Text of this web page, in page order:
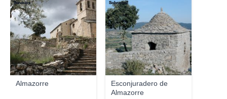
Almazorre
Servicios
Esconjuradero de
Almazorre
Sobrarbe2